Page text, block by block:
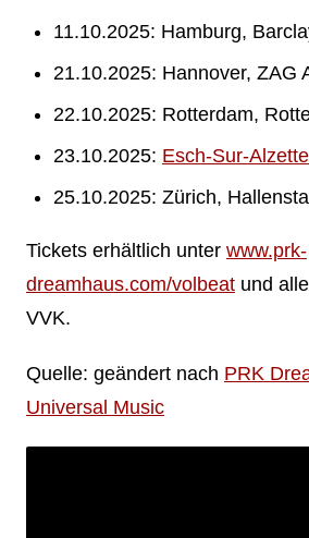
11.10.2025: Hamburg,
21.10.2025: Hannover, ZAG
22.10.2025: Rotterdam,
23.10.2025: Esch-Sur-
25.10.2025: Zürich,
Tickets erhältlich unter www.prk-
dreamhaus.com/volbeatund
VVK.
Quelle: geändert nach PRK
Universal Music